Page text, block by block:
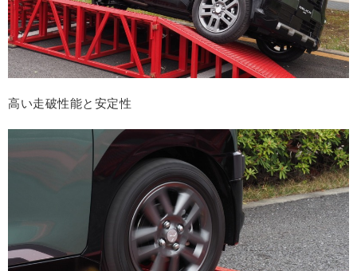
高い走破性能と安定性